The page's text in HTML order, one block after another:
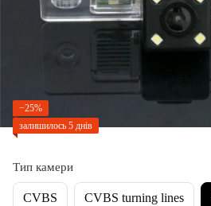
−25%
залишилось 5 днів
Тип камери
CVBS CVBS turning lines